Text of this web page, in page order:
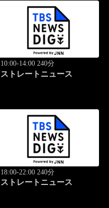
10:00-14:00 240分
ストレートニュース
18:00-22:00 240分
ストレートニュース